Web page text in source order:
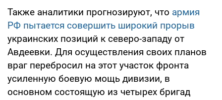
Также аналитики прогнозируют, что армия
РФ пытается совершить широкий прорыв
украинских позиций к северо-западу от
Авдеевки. Для осуществления своих планов
враг перебросил на этот участок фронта
усиленную боевую мощь дивизии, в
основном состоящую из четырех бригад